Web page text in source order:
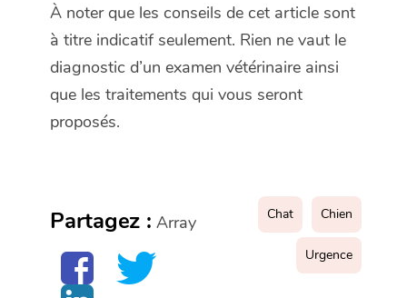
À noter que les conseils de cet article sont
à titre indicatif seulement. Rien ne vaut le
diagnostic d’un examen vétérinaire ainsi
que les traitements qui vous seront
proposés.
Partagez : Array Chat Chien
Urgence